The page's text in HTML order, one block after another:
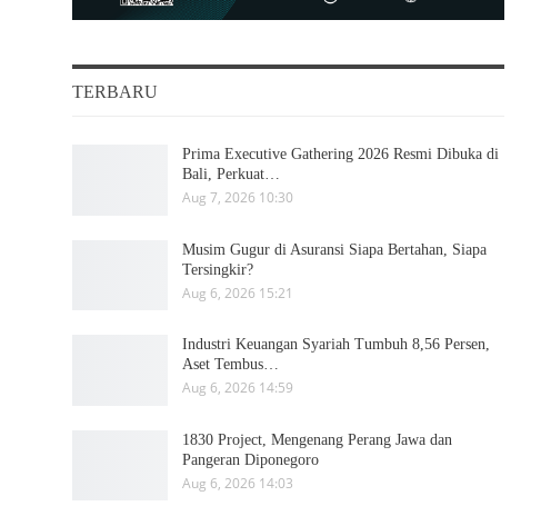
TERBARU
Prima Executive Gathering 2026 Resmi Dibuka di
Bali, Perkuat…
Aug 7, 2026 10:30
Musim Gugur di Asuransi Siapa Bertahan, Siapa
Tersingkir?
Aug 6, 2026 15:21
Industri Keuangan Syariah Tumbuh 8,56 Persen,
Aset Tembus…
Aug 6, 2026 14:59
1830 Project, Mengenang Perang Jawa dan
Pangeran Diponegoro
Aug 6, 2026 14:03